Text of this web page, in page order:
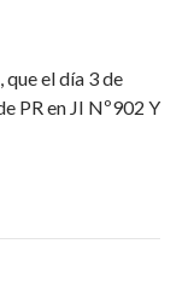
el día 3 de
PR en JI Nº902 Y